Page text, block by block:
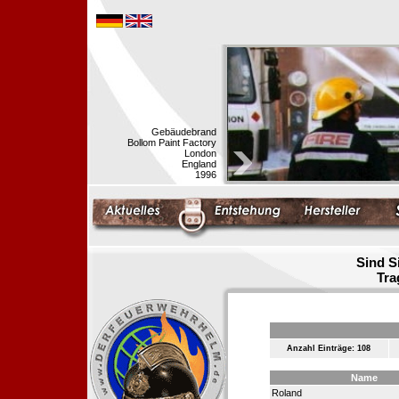
Gebäudebrand
Bollom Paint Factory
London
England
1996
Sind
Anzahl Einträge: 108
Name
Roland